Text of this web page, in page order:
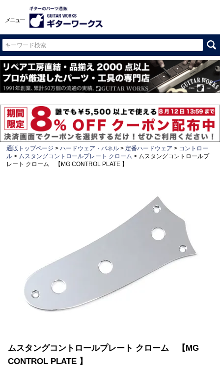
メニュー
通販トップページ ハードウェア・パネル 定番ハードウェア
コントロー
ル
ムスタングコントロールプレート クローム
ムスタングコントロールプ
レート クローム 【MG CONTROL PLATE 】
ムスタングコントロールプレート クローム 【MG
CONTROL PLATE 】